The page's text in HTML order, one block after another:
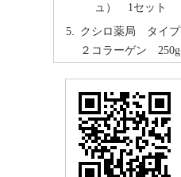
ュ） 1セット
クシロ薬局 タイプ
２コラーゲン 250g